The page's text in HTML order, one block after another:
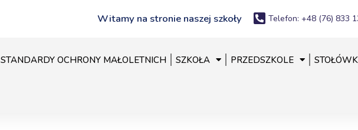
Witamy na stronie naszej szkoły Telefon: +48 (76) 833
STANDARDY OCHRONY MAŁOLETNICH SZKOŁA PRZEDSZKOLE